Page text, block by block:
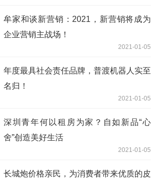
牟家和谈新营销：2021，新营销将成为
企业营销主战场！
2021-01-05
年度最具社会责任品牌，普渡机器人实至
名归！
2021-01-05
深圳青年何以租房为家？自如新品“心
舍”创造美好生活
2021-01-05
长城炮价格亲民，为消费者带来优质的皮